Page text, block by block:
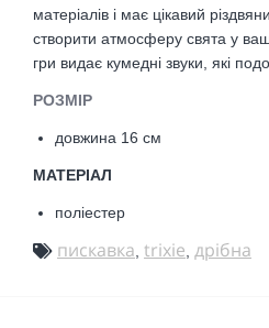
матеріалів і має цікавий
створити атмосферу свята у
гри видає кумедні звуки, які
РОЗМІР
довжина 16 см
МАТЕРІАЛ
поліестер
пискавка trixie дрібна